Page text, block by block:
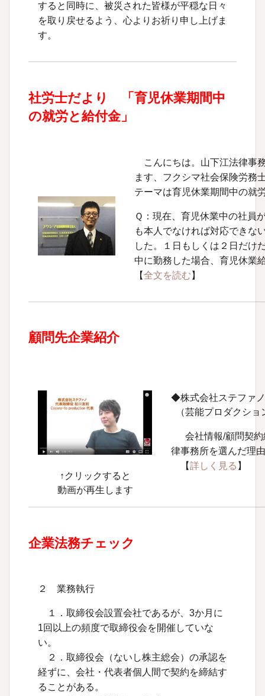
すると同時に、被災された皆様が平穏な日々
を取り戻せるよう、心よりお祈り申し上げま
す。
社労士だより 「育児休業期間中
の就労と給付金」
こんにちは。山下江法律事
ます、フクシマ社会保険労務
テーマは育児休業期間中の就
Ｑ：現在、育児休業中の社員
も本人でなければ対応できな
した。１日もしくは２日だけ
中に勤務した場合、育児休業
【全文を読む 】
顧問先企業紹介
↑クリックすると
動画が再生します
◆株式会社ステファ
（芸能プロダクショ
会社情報/顧問契約
律事務所を選んだ理由
【詳しく見る 】
企業法務チェック
２ 業務執行
１．取締役会設置会社であるが、3か月に
1回以上の頻度で取締役会を開催していな
い。
２．取締役会（ないし株主総会）の承認を
経ずに、会社・代表者個人間で契約を締結す
ることがある。